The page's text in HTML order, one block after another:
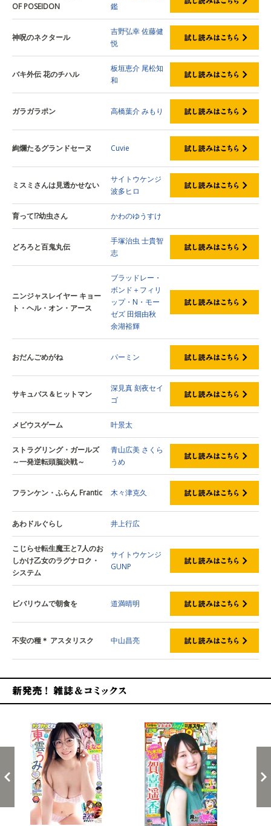
OF POSEIDON
鑑
神呪のネクタール
吉野弘幸佐藤健
悦
バキ外伝 花のチハル
板垣恵介 尾松知
和
ガラガラポン 高橋葉介みもり
絢爛たるグランドセーヌ Cuvie
ミスミさんは見透かせない
サイトウケンジ
波多ヒロ
育って⁉幼虫さん かわのゆうすけ
どろろと百鬼丸伝
手塚治虫 士貴智
志
ニンジャスレイヤー キョー
ト・ヘル・オン・アース
ブラッドレー・
ボンド＋フィリ
ップ・N・モー
ゼズ 田畑由秋
余湖裕輝
おだんごめがね パーミン
サキュバス＆ヒットマン
深見真刻夜セイ
ゴ
メビウスゲーム 叶景太
ストラグリング・ガールズ
～一発逆転頭脳決戦～
青山広美 さくら
うめ
フランケン・ふらん Frantic 木々津克久
あわドルぐらし 井上行広
こじらせ転生魔王と7人のお
しかけ乙女のラグナロク・
システム
サイトウケンジ
GUNP
ビバリウムで朝食を 道満晴明
不安の種＊ アスタリスク 中山昌亮